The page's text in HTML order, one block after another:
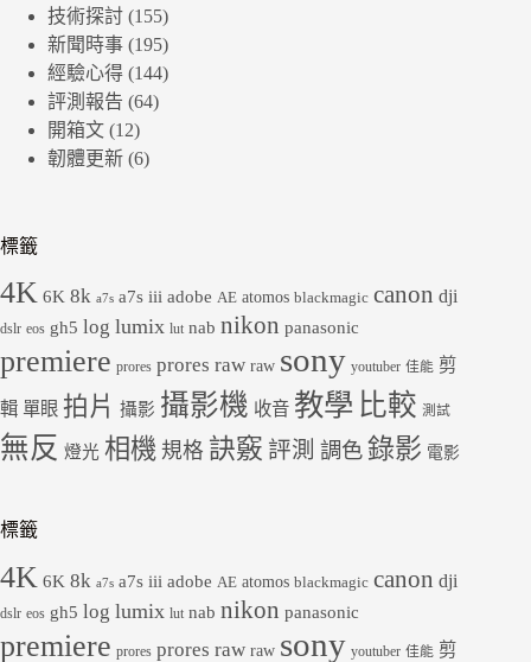
技術探討 (155)
新聞時事 (195)
經驗心得 (144)
評測報告 (64)
開箱文 (12)
韌體更新 (6)
標籤
4K 6K 8k a7s a7s iii adobe AE atomos blackmagic canon dji
dslr eos gh5 log lumix lut nab nikon panasonic
premiere prores prores raw raw sony youtuber 佳能 剪
輯 單眼 拍片 攝影 攝影機 收音 教學 比較 測試
無反 燈光 相機 規格 訣竅 評測 調色 錄影 電影
標籤
4K 6K 8k a7s a7s iii adobe AE atomos blackmagic canon dji
dslr eos gh5 log lumix lut nab nikon panasonic
premiere prores prores raw raw sony youtuber 佳能 剪